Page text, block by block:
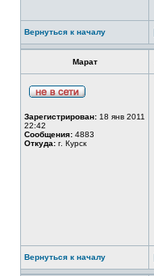
Вернуться к началу
Марат
Зарегистрирован: 18 янв 2011
22:42
Сообщения: 4883
Откуда: г. Курск
Вернуться к началу